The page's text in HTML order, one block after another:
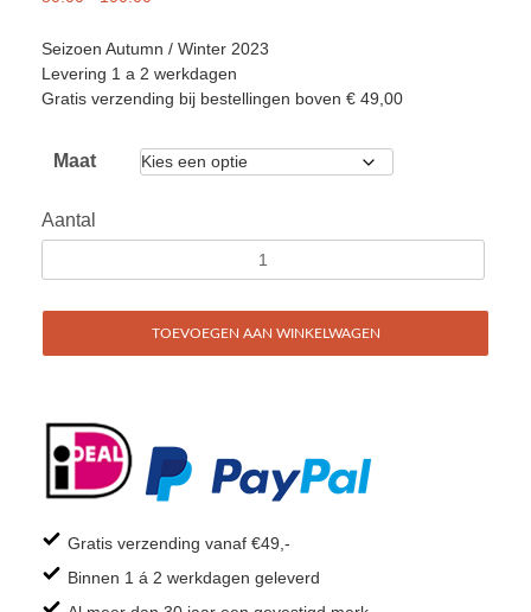
Seizoen Autumn / Winter 2023
Levering 1 a 2 werkdagen
Gratis verzending bij bestellingen boven € 49,00
Maat
Aantal
TOEVOEGEN AAN WINKELWAGEN
Gratis verzending vanaf €49,-
Binnen 1 á 2 werkdagen geleverd